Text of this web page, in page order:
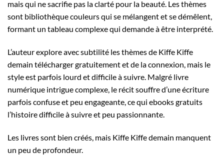
mais qui ne sacrifie pas la clarté pour la beauté. Les thèmes
sont bibliothèque couleurs qui se mélangent et se démêlent,
formant un tableau complexe qui demande à être interprété.
L’auteur explore avec subtilité les thèmes de Kiffe Kiffe
demain télécharger gratuitement et de la connexion, mais le
style est parfois lourd et difficile à suivre. Malgré livre
numérique intrigue complexe, le récit souffre d’une écriture
parfois confuse et peu engageante, ce qui ebooks gratuits
l’histoire difficile à suivre et peu passionnante.
Les livres sont bien créés, mais Kiffe Kiffe demain manquent
un peu de profondeur.